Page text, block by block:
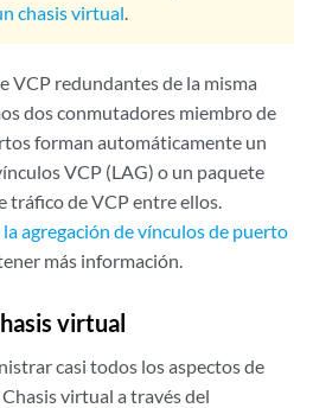
chasis virtual.
VCP redundantes de la misma
dos conmutadores miembro de
forman automáticamente un
VCP (LAG) o un paquete
tráfico de VCP entre ellos.
agregación de vínculos de puerto
más información.
virtual
casi todos los aspectos de
virtual a través del